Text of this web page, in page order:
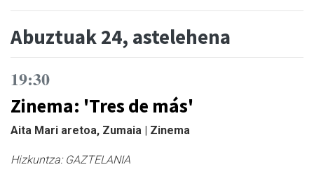
Abuztuak 24, astelehena
19:30
Zinema: 'Tres de más'
Aita Mari aretoa, Zumaia | Zinema
Hizkuntza: GAZTELANIA